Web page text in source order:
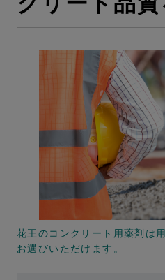
花王のコンクリート用薬剤は
お選びいただけます。